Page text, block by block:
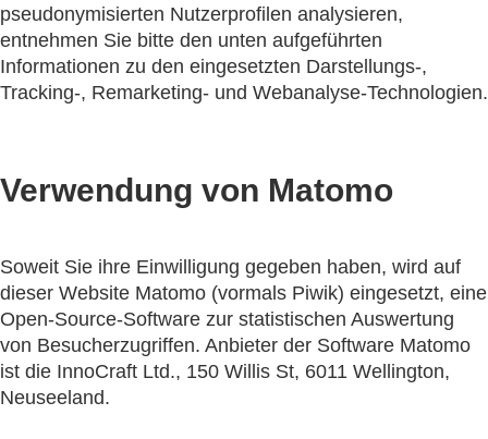
pseudonymisierten Nutzerprofilen analysieren,
entnehmen Sie bitte den unten aufgeführten
Informationen zu den eingesetzten Darstellungs-,
Tracking-, Remarketing- und Webanalyse-Technologien.
Verwendung von Matomo
Soweit Sie ihre Einwilligung gegeben haben, wird auf
dieser Website Matomo (vormals Piwik) eingesetzt, eine
Open-Source-Software zur statistischen Auswertung
von Besucherzugriffen. Anbieter der Software Matomo
ist die InnoCraft Ltd., 150 Willis St, 6011 Wellington,
Neuseeland.